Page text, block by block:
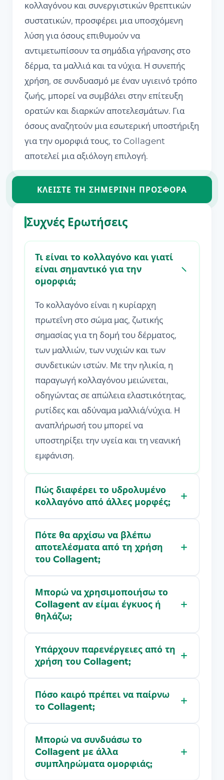
κολλαγόνου και συνεργιστικών θρεπτικών
συστατικών, προσφέρει μια υποσχόμενη
λύση για όσους επιθυμούν να
αντιμετωπίσουν τα σημάδια γήρανσης στο
δέρμα, τα μαλλιά και τα νύχια. Η συνεπής
χρήση, σε συνδυασμό με έναν υγιεινό τρόπο
ζωής, μπορεί να συμβάλει στην επίτευξη
ορατών και διαρκών αποτελεσμάτων. Για
όσους αναζητούν μια εσωτερική υποστήριξη
για την ομορφιά τους, το Collagent
αποτελεί μια αξιόλογη επιλογή.
ΚΛΕΊΣΤΕ ΤΗ ΣΗΜΕΡΙΝΉ ΠΡΟΣΦΟΡΆ
Συχνές Ερωτήσεις
Τι είναι το κολλαγόνο και γιατί
είναι σημαντικό για την
ομορφιά;
Το κολλαγόνο είναι η κυρίαρχη
πρωτεΐνη στο σώμα μας, ζωτικής
σημασίας για τη δομή του δέρματος,
των μαλλιών, των νυχιών και των
συνδετικών ιστών. Με την ηλικία, η
παραγωγή κολλαγόνου μειώνεται,
οδηγώντας σε απώλεια ελαστικότητας,
ρυτίδες και αδύναμα μαλλιά/νύχια. Η
αναπλήρωσή του μπορεί να
υποστηρίξει την υγεία και τη νεανική
εμφάνιση.
Πώς διαφέρει το υδρολυμένο
κολλαγόνο από άλλες μορφές;
Πότε θα αρχίσω να βλέπω
αποτελέσματα από τη χρήση
του Collagent;
Μπορώ να χρησιμοποιήσω το
Collagent αν είμαι έγκυος ή
θηλάζω;
Υπάρχουν παρενέργειες από τη
χρήση του Collagent;
Πόσο καιρό πρέπει να παίρνω
το Collagent;
Μπορώ να συνδυάσω το
Collagent με άλλα
συμπληρώματα ομορφιάς;